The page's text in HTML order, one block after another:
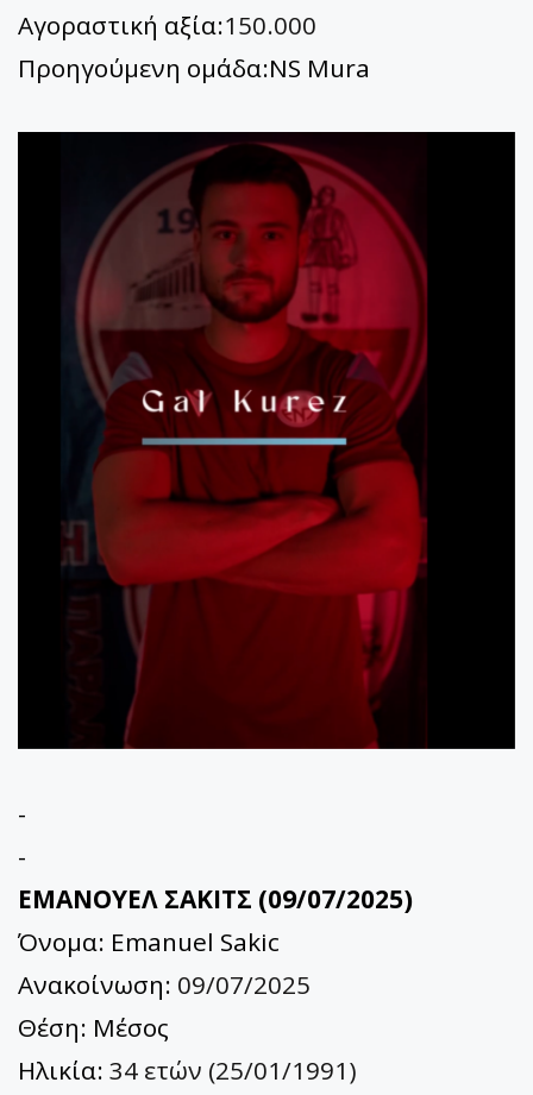
Αγοραστική αξία:150.000
Προηγούμενη ομάδα:NS Mura
-
-
ΕΜΑΝΟΥΕΛ ΣΑΚΙΤΣ (09/07/2025)
Όνομα: Emanuel Sakic
Ανακοίνωση: 09/07/2025
Θέση: Μέσος
Ηλικία: 34 ετών (25/01/1991)